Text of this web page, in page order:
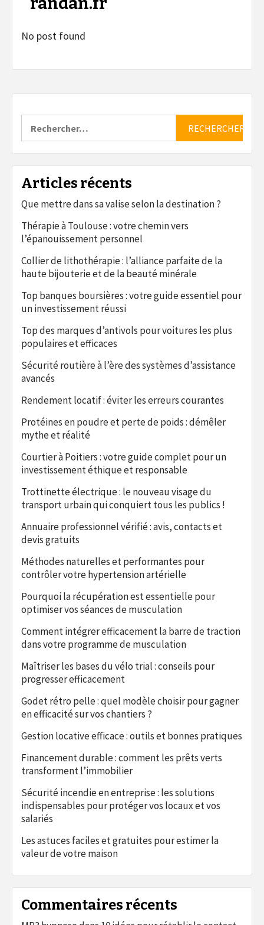
No post found
Articles récents
Que mettre dans sa valise selon la destination ?
Thérapie à Toulouse : votre chemin vers
l’épanouissement personnel
Collier de lithothérapie : l’alliance parfaite de la
haute bijouterie et de la beauté minérale
Top banques boursières : votre guide essentiel pour
un investissement réussi
Top des marques d’antivols pour voitures les plus
populaires et efficaces
Sécurité routière à l’ère des systèmes d’assistance
avancés
Rendement locatif : éviter les erreurs courantes
Protéines en poudre et perte de poids : démêler
mythe et réalité
Courtier à Poitiers : votre guide complet pour un
investissement éthique et responsable
Trottinette électrique : le nouveau visage du
transport urbain qui conquiert tous les publics !
Annuaire professionnel vérifié : avis, contacts et
devis gratuits
Méthodes naturelles et performantes pour
contrôler votre hypertension artérielle
Pourquoi la récupération est essentielle pour
optimiser vos séances de musculation
Comment intégrer efficacement la barre de traction
dans votre programme de musculation
Maîtriser les bases du vélo trial : conseils pour
progresser efficacement
Godet rétro pelle : quel modèle choisir pour gagner
en efficacité sur vos chantiers ?
Gestion locative efficace : outils et bonnes pratiques
Financement durable : comment les prêts verts
transforment l’immobilier
Sécurité incendie en entreprise : les solutions
indispensables pour protéger vos locaux et vos
salariés
Les astuces faciles et gratuites pour estimer la
valeur de votre maison
Commentaires récents